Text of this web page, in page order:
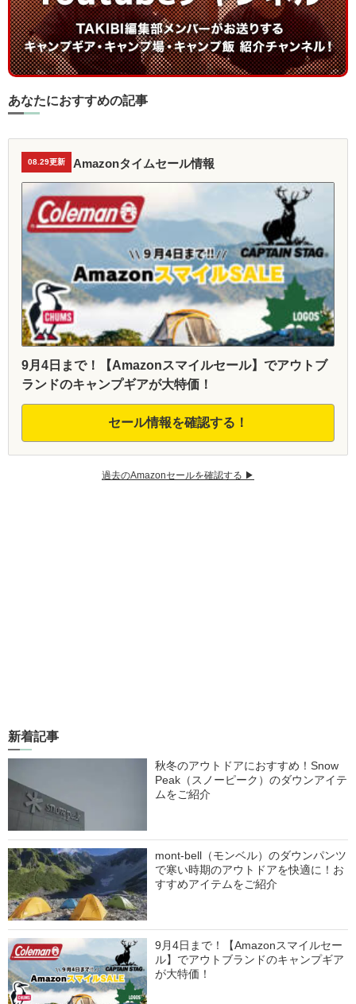
あなたにおすすめの記事
08.29更新 Amazonタイムセール情報
9月4日まで！【Amazonスマイルセール】でアウトブ
ランドのキャンプギアが大特価！
セール情報を確認する！
過去のAmazonセールを確認する ▶︎
新着記事
秋冬のアウトドアにおすすめ！Snow
Peak（スノーピーク）のダウンアイテ
ムをご紹介
mont-bell（モンベル）のダウンパンツ
で寒い時期のアウトドアを快適に！お
すすめアイテムをご紹介
9月4日まで！【Amazonスマイルセー
ル】でアウトブランドのキャンプギア
が大特価！